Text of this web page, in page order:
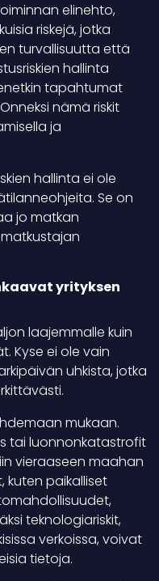
elinehto,
riskejä, jotka
turvallisuutta että
hallinta
tapahtumat
nämä riskit
ja
hallinta ei ole
Se on
jo matkan
yrityksen
laajemmalle kuin
Kyse ei ole vain
uhkista, jotka
mukaan.
tai luonnonkatastrofit
vieraaseen maahan
kuten paikalliset
teknologiariskit,
verkoissa, voivat
tietoja.